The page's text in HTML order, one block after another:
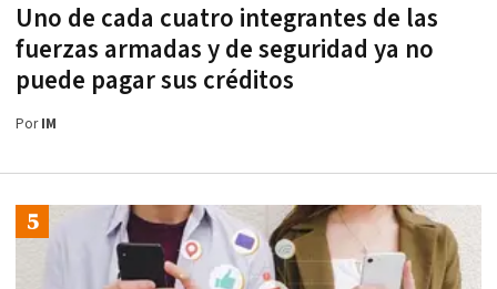
Uno de cada cuatro integrantes de las
fuerzas armadas y de seguridad ya no
puede pagar sus créditos
PorIM